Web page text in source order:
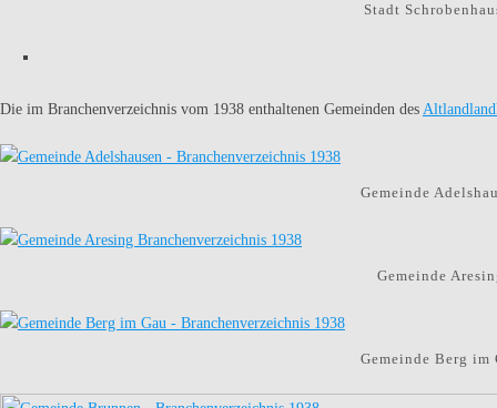
Stadt
Die im Branchenverzeichnis vom 1938 enthaltenen Gemeinden des
Gemeinde
Gemeinde
Gemeinde Berg im